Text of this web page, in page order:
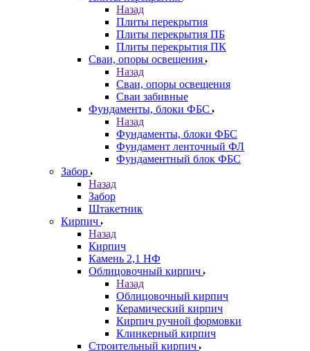
Назад
Плиты перекрытия
Плиты перекрытия ПБ
Плиты перекрытия ПК
Сваи, опоры освещения
Назад
Сваи, опоры освещения
Сваи забивные
Фундаменты, блоки ФБС
Назад
Фундаменты, блоки ФБС
Фундамент ленточный ФЛ
Фундаментный блок ФБС
Забор
Назад
Забор
Штакетник
Кирпич
Назад
Кирпич
Камень 2,1 НФ
Облицовочный кирпич
Назад
Облицовочный кирпич
Керамический кирпич
Кирпич ручной формовки
Клинкерный кирпич
Строительный кирпич